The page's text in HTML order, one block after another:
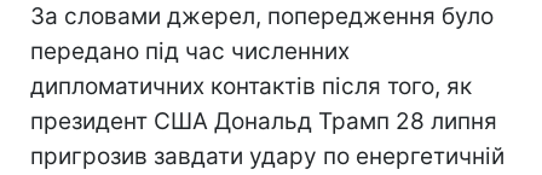
За словами джерел, попередження було
передано під час численних
дипломатичних контактів після того, як
президент США Дональд Трамп 28 липня
пригрозив завдати удару по енергетичній